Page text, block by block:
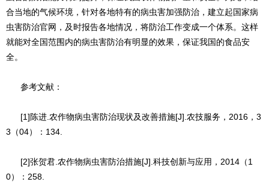
合当地的气候环境，针对各地特有的病虫害加强防治，建立起国家病
虫害防治官网，及时报告各地情况，将防治工作变成一个体系。这样
就能对全国范围内的病虫害防治有明显的效果，保证我国的食品安
全。
参考文献：
[1]陈进.农作物病虫害防治现状及改善措施[J].农技服务，2016，3
3（04）：134.
[2]张贺君.农作物病虫害防治措施[J].科技创新与应用，2014（1
0）：258.